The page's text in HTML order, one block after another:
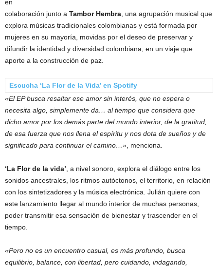
en
colaboración junto a Tambor Hembra, una agrupación musical que
explora músicas tradicionales colombianas y está formada por
mujeres en su mayoría, movidas por el deseo de preservar y
difundir la identidad y diversidad colombiana, en un viaje que
aporte a la construcción de paz.
Escucha ‘La Flor de la Vida’ en Spotify
«El EP busca resaltar ese amor sin interés, que no espera o
necesita algo, simplemente da… al tiempo que considera que
dicho amor por los demás parte del mundo interior, de la gratitud,
de esa fuerza que nos llena el espíritu y nos dota de sueños y de
significado para continuar el camino…», menciona.
‘La Flor de la vida’, a nivel sonoro, explora el diálogo entre los
sonidos ancestrales, los ritmos autóctonos, el territorio, en relación
con los sintetizadores y la música electrónica. Julián quiere con
este lanzamiento llegar al mundo interior de muchas personas,
poder transmitir esa sensación de bienestar y trascender en el
tiempo.
«Pero no es un encuentro casual, es más profundo, busca
equilibrio, balance, con libertad, pero cuidando, indagando,